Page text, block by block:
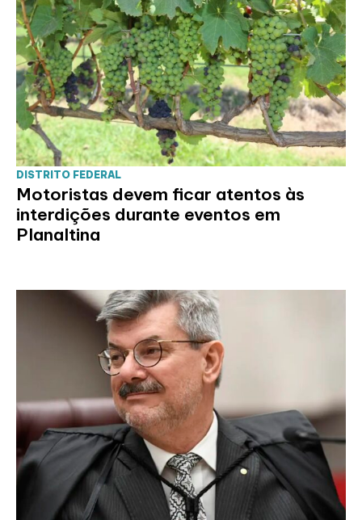
DISTRITO FEDERAL
Motoristas devem ficar atentos às
interdições durante eventos em
Planaltina